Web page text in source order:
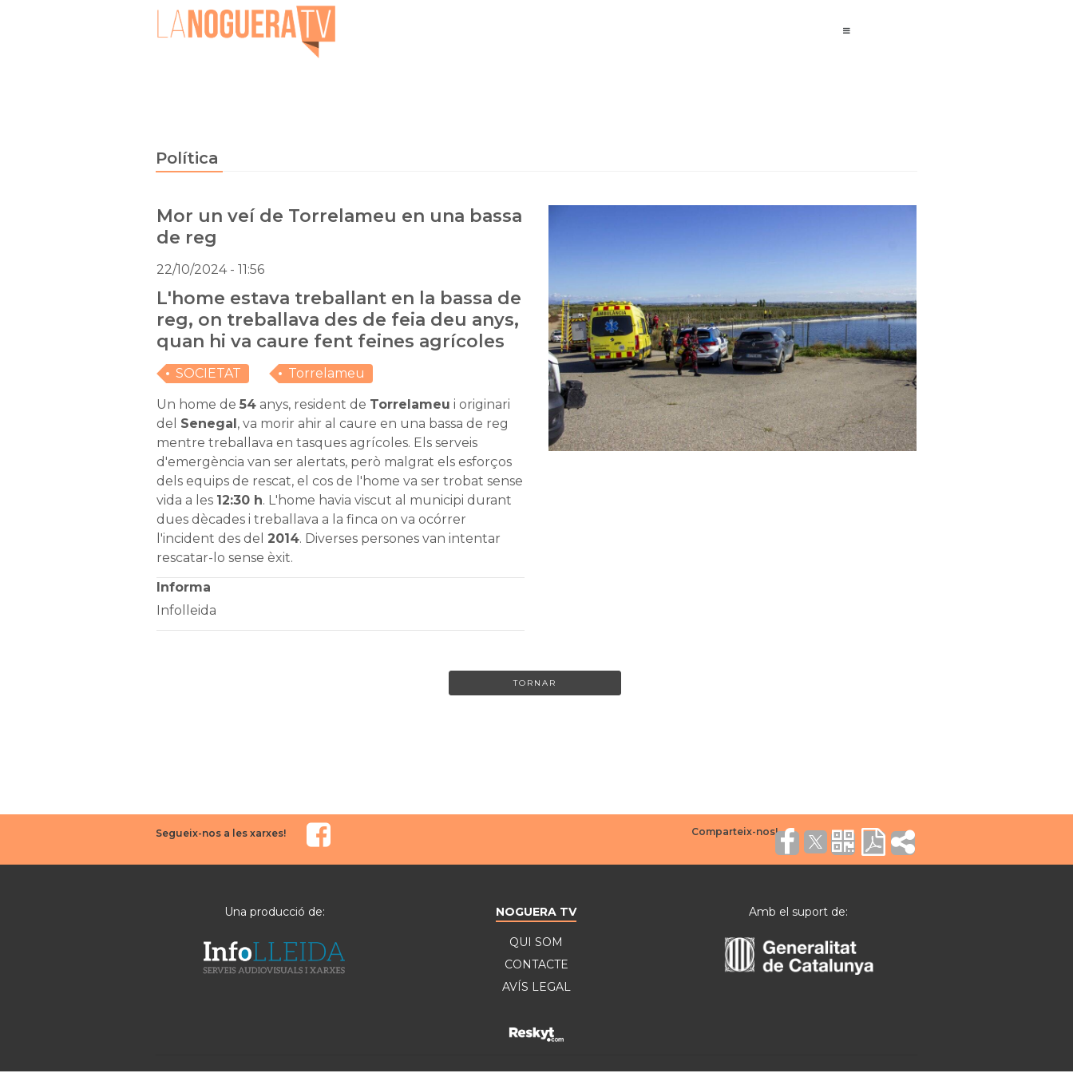
Política
Mor un veí de Torrelameu en una bassa
de reg
22/10/2024 - 11:56
L'home estava treballant en la bassa de
reg, on treballava des de feia deu anys,
quan hi va caure fent feines agrícoles
SOCIETAT Torrelameu
Un home de 54anys, resident de Torrelameu i originari
del Senegal, va morir ahir al caure en una bassa de reg
mentre treballava en tasques agrícoles. Els serveis
d'emergència van ser alertats, però malgrat els esforços
dels equips de rescat, el cos de l'home va ser trobat sense
vida a les 12:30 h. L'home havia viscut al municipi durant
dues dècades i treballava a la finca on va ocórrer
l'incident des del 2014. Diverses persones van intentar
rescatar-lo sense èxit.
Informa
Infolleida
TORNAR
Segueix-nos a les xarxes!
Una producció de: NOGUERA TV
QUI SOM
CONTACTE
AVÍS LEGAL
Amb el suport de: